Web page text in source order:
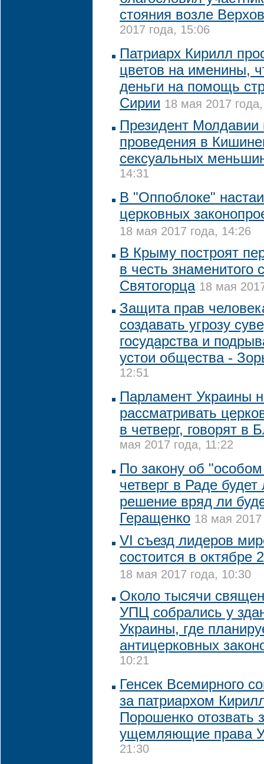
стояния возле
2017 года, 15:06
Патриарх Кирилл
цветов на именины,
деньги на помощь
Сирии 18 мая 2017
Президент Молдавии
проведения в
сексуальных
14:31
В "Оппоблоке"
церковных
18 мая 2017 года, 14:26
В Крыму построят
в честь знаменитого
Святогорца 18 мая
Защита прав
создавать угрозу
государства и
устои общества -
12:51
Парламент Украины
рассматривать
в четверг, говорят в
мая 2017 года, 11:22
По закону об
четверг в Раде
решение вряд ли
Геращенко 18 мая 2017
VI cъезд лидеров
состоится в октябре
18 мая 2017 года, 10:30
Около тысячи
УПЦ собрались у
Украины, где
антицерковных
10:21
Генсек Всемирного
за патриархом
Порошенко отозвать
ущемляющие права
21:30